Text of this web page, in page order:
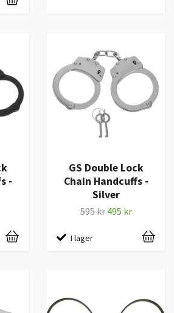
-
GS Double Lock
Chain Handcuffs -
Silver
595 kr 495 kr
I lager